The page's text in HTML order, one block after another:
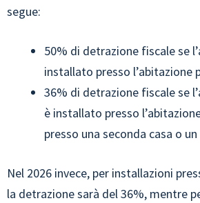
segue:
50% di detrazione fiscale se
installato presso l’abitazione
36% di detrazione fiscale se
è installato presso
presso una seconda casa o
Nel 2026 invece, per installazioni
la detrazione sarà del 36%, mentre